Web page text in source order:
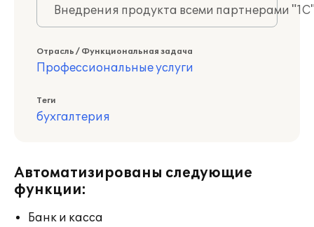
Внедрения продукта всеми партнерами
Отрасль / Функциональная задача
Профессиональные услуги
Теги
бухгалтерия
Автоматизированы следующие
функции:
Банк и касса